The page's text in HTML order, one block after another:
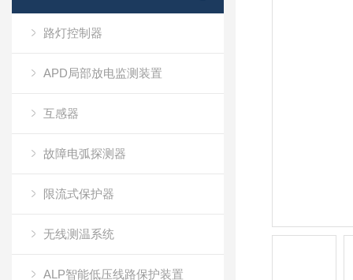
路灯控制器
APD局部放电监测装置
互感器
故障电弧探测器
限流式保护器
无线测温系统
ALP智能低压线路保护装置